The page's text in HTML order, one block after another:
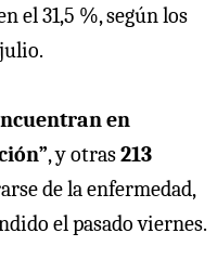
el 31,5 %, según los
en
, y otras213
de la enfermedad,
el pasado viernes.